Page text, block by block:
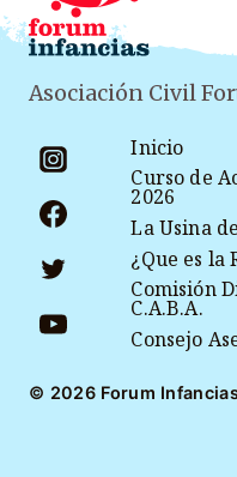
Asociación Civil
Inicio
Curso de
2026
La Usina
¿Que es la
Comisión
C.A.B.A.
Consejo
© 2026 Forum